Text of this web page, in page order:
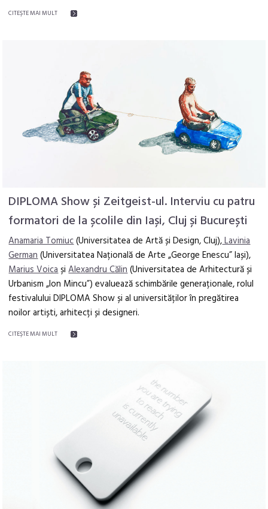
CITEŞTE MAI MULT
DIPLOMA Show și Zeitgeist-ul. Interviu cu patru
formatori de la școlile din Iași, Cluj și București
Anamaria Tomiuc(Universitatea de Artă și Design, Cluj),Lavinia
German(Universitatea Națională de Arte „George Enescu” Iași),
Marius VoicașiAlexandru Călin(Universitatea de Arhitectură și
Urbanism „Ion Mincu”) evaluează schimbările generaționale, rolul
festivalului DIPLOMA Show și al universităților în pregătirea
noilor artiști, arhitecți și designeri.
CITEŞTE MAI MULT